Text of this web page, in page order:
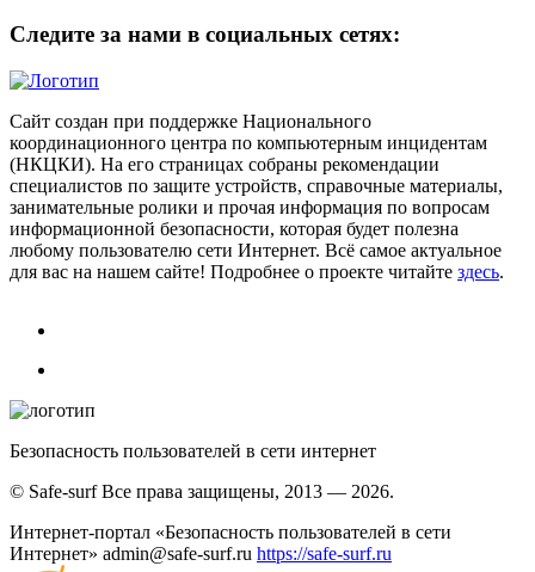
Следите за нами в социальных сетях:
Сайт создан при поддержке Национального
координационного центра по компьютерным инцидентам
(НКЦКИ). На его страницах собраны рекомендации
специалистов по защите устройств, справочные материалы,
занимательные ролики и прочая информация по вопросам
информационной безопасности, которая будет полезна
любому пользователю сети Интернет. Всё самое актуальное
для вас на нашем сайте! Подробнее о проекте читайте здесь.
Безопасность пользователей в сети интернет
© Safe-surf Все права защищены, 2013 — 2026.
Интернет-портал «Безопасность пользователей в сети
Интернет» admin@safe-surf.ru https://safe-surf.ru